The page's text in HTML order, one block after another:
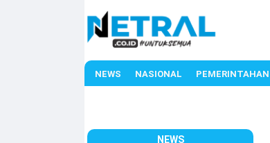
NEWS NASIONAL PEMERINTAHAN
NEWS